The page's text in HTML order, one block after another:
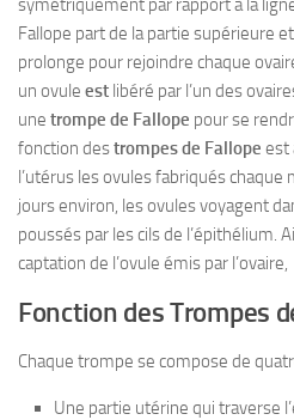
symétriquement par rapport à la
Fallope part de la partie supérieure
prolonge pour rejoindre chaque
un ovule est libéré par l’un des
une trompe de Fallope pour se
fonction destrompes de Fallope est
l’utérus les ovules fabriqués chaque
jours environ, les ovules voyagent
poussés par les cils de l’épithélium.
captation de l’ovule émis par l’ovaire,
Fonction des Trompes
Chaque trompe se compose de
Une partie utérine qui traverse